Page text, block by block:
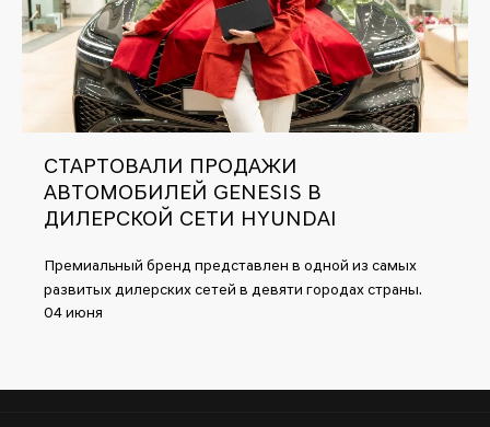
СТАРТОВАЛИ ПРОДАЖИ
АВТОМОБИЛЕЙ GENESIS В
ДИЛЕРСКОЙ СЕТИ HYUNDAI
Премиальный бренд представлен в одной из самых
развитых дилерских сетей в девяти городах страны.
04 июня